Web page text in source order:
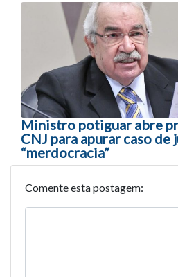
Ministro potiguar abre
CNJ para apurar caso
“merdocracia”
Comente esta postagem: